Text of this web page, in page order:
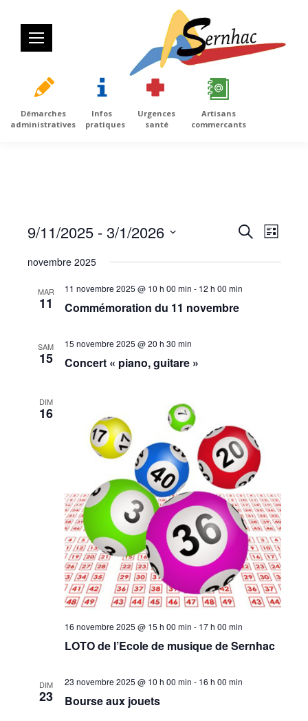
Démarches
administratives
Infos
pratiques
Urgences
santé
Artisans
commercants
de
vues
Recherche
Liste
9/11/2025 - 3/1/2026
date.
novembre 2025
MAR
11
11 novembre 2025 @ 10 h 00 min - 12 h 00 min
Commémoration du 11 novembre
SAM
15
15 novembre 2025 @ 20 h 30 min
Concert « piano, guitare »
DIM
16
16 novembre 2025 @ 15 h 00 min - 17 h 00 min
LOTO de l’Ecole de musique de Sernhac
DIM
23
23 novembre 2025 @ 10 h 00 min - 16 h 00 min
Bourse aux jouets